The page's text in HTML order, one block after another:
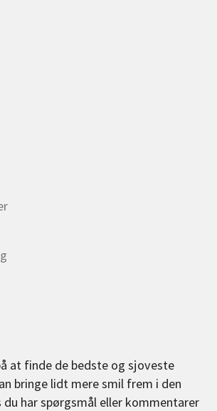
at finde de bedste og sjoveste
bringe lidt mere smil frem i den
har spørgsmål eller kommentarer